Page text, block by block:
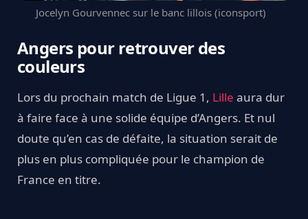
Jocelyn Gourvennec sur le banc lillois (iconsport)
Angers pour retrouver des
couleurs
Lors du prochain match de Ligue 1, Lille aura dur
à faire face à une solide équipe d’Angers. Et nul
doute qu’en cas de défaite, la situation serait de
plus en plus compliquée pour le champion de
France en titre.